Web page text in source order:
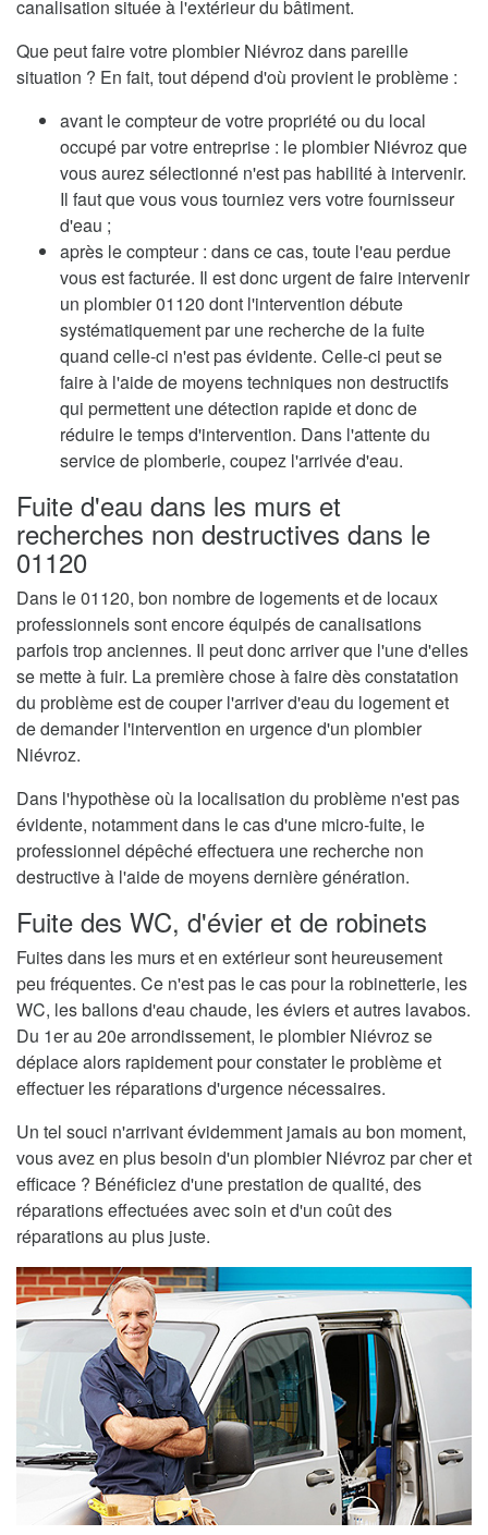
canalisation située à l'extérieur du bâtiment.
Que peut faire votre plombier Niévroz dans pareille
situation ? En fait, tout dépend d'où provient le problème :
avant le compteur de votre propriété ou du local
occupé par votre entreprise : le plombier Niévroz que
vous aurez sélectionné n'est pas habilité à intervenir.
Il faut que vous vous tourniez vers votre fournisseur
d'eau ;
après le compteur : dans ce cas, toute l'eau perdue
vous est facturée. Il est donc urgent de faire intervenir
un plombier 01120 dont l'intervention débute
systématiquement par une recherche de la fuite
quand celle-ci n'est pas évidente. Celle-ci peut se
faire à l'aide de moyens techniques non destructifs
qui permettent une détection rapide et donc de
réduire le temps d'intervention. Dans l'attente du
service de plomberie, coupez l'arrivée d'eau.
Fuite d'eau dans les murs et
recherches non destructives dans le
01120
Dans le 01120, bon nombre de logements et de locaux
professionnels sont encore équipés de canalisations
parfois trop anciennes. Il peut donc arriver que l'une d'elles
se mette à fuir. La première chose à faire dès constatation
du problème est de couper l'arriver d'eau du logement et
de demander l'intervention en urgence d'un plombier
Niévroz.
Dans l'hypothèse où la localisation du problème n'est pas
évidente, notamment dans le cas d'une micro-fuite, le
professionnel dépêché effectuera une recherche non
destructive à l'aide de moyens dernière génération.
Fuite des WC, d'évier et de robinets
Fuites dans les murs et en extérieur sont heureusement
peu fréquentes. Ce n'est pas le cas pour la robinetterie, les
WC, les ballons d'eau chaude, les éviers et autres lavabos.
Du 1er au 20e arrondissement, le plombier Niévroz se
déplace alors rapidement pour constater le problème et
effectuer les réparations d'urgence nécessaires.
Un tel souci n'arrivant évidemment jamais au bon moment,
vous avez en plus besoin d'un plombier Niévroz par cher et
efficace ? Bénéficiez d'une prestation de qualité, des
réparations effectuées avec soin et d'un coût des
réparations au plus juste.